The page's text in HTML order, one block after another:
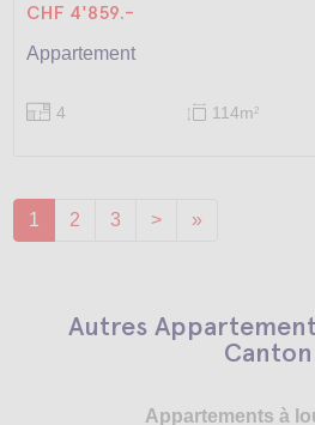
CHF 4'859.-
Appartement
4 114m2
1 2 3 > »
Autres
Canton
Appartements à